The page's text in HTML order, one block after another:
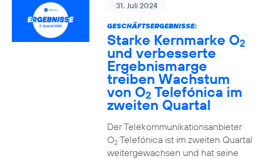
31. Juli 2024
GESCHÄFTSERGEBNISSE:
Starke Kernmarke O2
und verbesserte
Ergebnismarge
treiben Wachstum
von O2 Telefónica im
zweiten Quartal
Der Telekommunikationsanbieter
O2Telefónica ist im zweiten Quartal
weitergewachsen und hat seine